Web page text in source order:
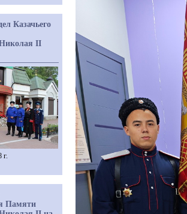
Казачьего
II
г.
Памяти